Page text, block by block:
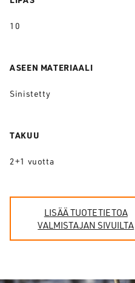
10
ASEEN MATERIAALI
Sinistetty
TAKUU
2+1 vuotta
LISÄÄ TUOTETIETOA
VALMISTAJAN SIVUILTA